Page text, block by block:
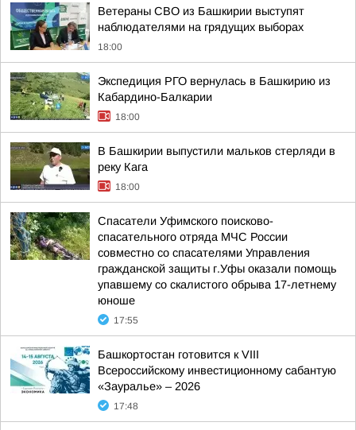
Ветераны СВО из Башкирии выступят
наблюдателями на грядущих выборах
18:00
Экспедиция РГО вернулась в Башкирию из
Кабардино-Балкарии
18:00
В Башкирии выпустили мальков стерляди в
реку Кага
18:00
Спасатели Уфимского поисково-
спасательного отряда МЧС России
совместно со спасателями Управления
гражданской защиты г.Уфы оказали помощь
упавшему со скалистого обрыва 17-летнему
юноше
17:55
Башкортостан готовится к VIII
Всероссийскому инвестиционному сабантую
«Зауралье» – 2026
17:48